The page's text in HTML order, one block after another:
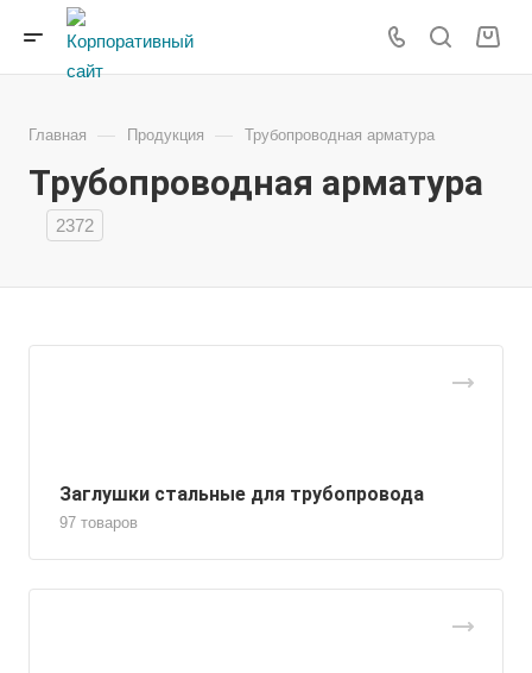
Главная — Продукция — Трубопроводная арматура
Трубопроводная арматура
2372
Заглушки стальные для трубопровода
97 товаров